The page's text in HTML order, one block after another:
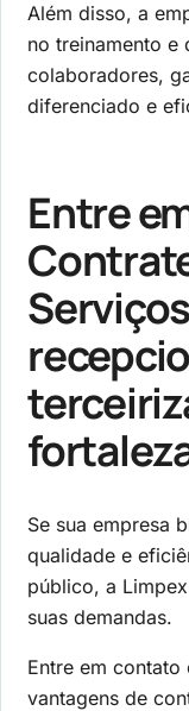
Além disso, a
no treinamento e
colaboradores,
diferenciado e
Entre
Se sua empresa
qualidade e
público, a
suas demandas.
Entre em
vantagens de